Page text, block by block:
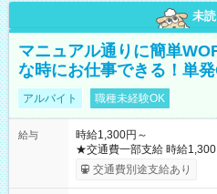
未読
マニュアル通りに簡単
な時にお仕事できる！単
アルバイト 職種未経験OK
給与
時給1,300円～
★交通費一部支給 時給1,300円～ ※試験・役割により手当あり
※勤務回数により昇給あり
り！】 希望される場合、勤
交通費別途支給あり